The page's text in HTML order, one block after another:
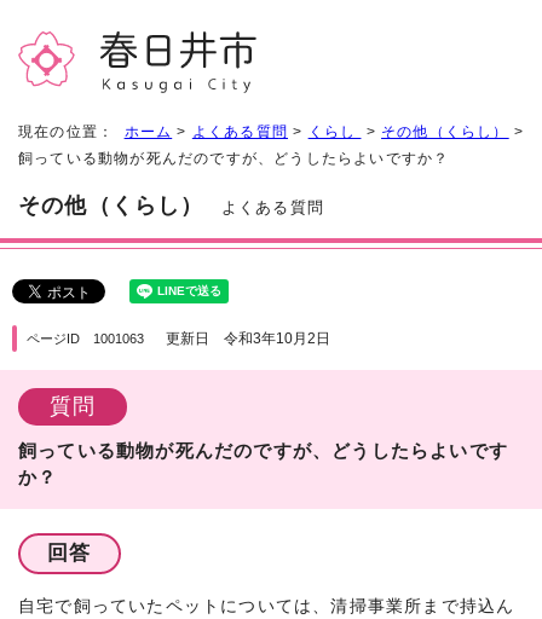
現在の位置： ホーム > よくある質問 > くらし > その他（くらし）
>
飼っている動物が死んだのですが、どうしたらよいですか？
その他（くらし） よくある質問
ページID 1001063 更新日 令和3年10月2日
質問
飼っている動物が死んだのですが、どうしたらよいです
か？
回答
自宅で飼っていたペットについては、清掃事業所まで持込ん